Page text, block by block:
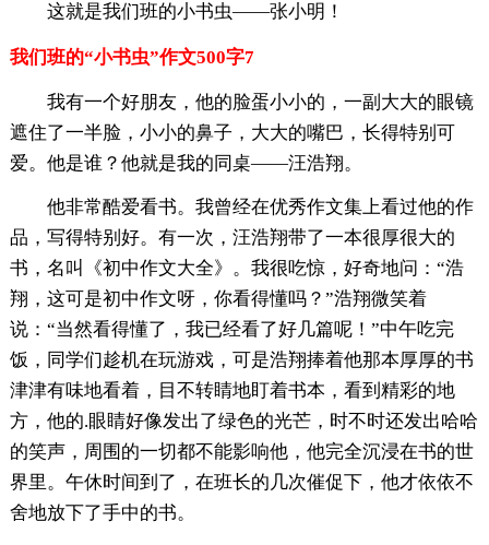
这就是我们班的小书虫——张小明！
我们班的“小书虫”作文500字7
我有一个好朋友，他的脸蛋小小的，一副大大的眼镜
遮住了一半脸，小小的鼻子，大大的嘴巴，长得特别可
爱。他是谁？他就是我的同桌——汪浩翔。
他非常酷爱看书。我曾经在优秀作文集上看过他的作
品，写得特别好。有一次，汪浩翔带了一本很厚很大的
书，名叫《初中作文大全》。我很吃惊，好奇地问：“浩
翔，这可是初中作文呀，你看得懂吗？”浩翔微笑着
说：“当然看得懂了，我已经看了好几篇呢！”中午吃完
饭，同学们趁机在玩游戏，可是浩翔捧着他那本厚厚的书
津津有味地看着，目不转睛地盯着书本，看到精彩的地
方，他的.眼睛好像发出了绿色的光芒，时不时还发出哈哈
的笑声，周围的一切都不能影响他，他完全沉浸在书的世
界里。午休时间到了，在班长的几次催促下，他才依依不
舍地放下了手中的书。